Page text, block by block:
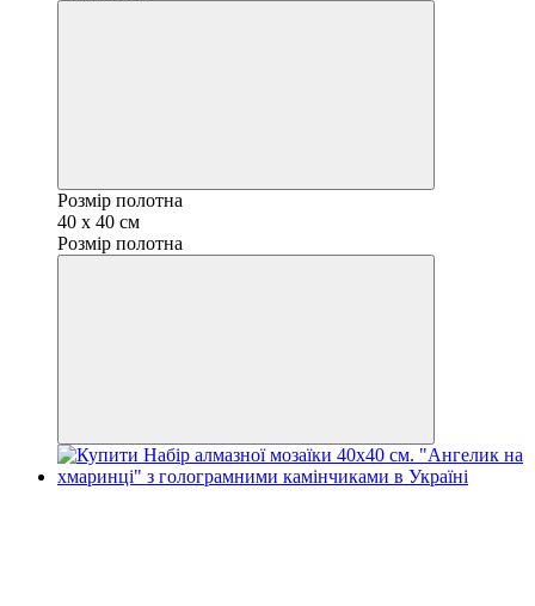
Розмір полотна
40 x 40 см
Розмір полотна